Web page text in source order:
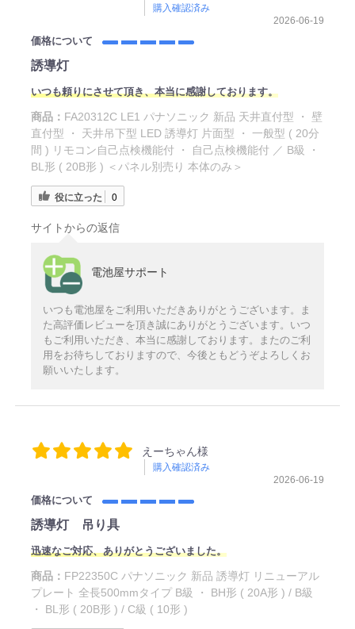
購入確認済み
2026-06-19
価格について
誘導灯
いつも頼りにさせて頂き、本当に感謝しております。
商品： FA20312C LE1 パナソニック 新品 天井直付型 ・ 壁
直付型 ・ 天井吊下型 LED 誘導灯 片面型 ・ 一般型 ( 20分
間 ) リモコン自己点検機能付 ・ 自己点検機能付 ／ B級 ・
BL形 ( 20B形 ) ＜パネル別売り 本体のみ＞
役に立った 0
サイトからの返信
電池屋サポート
いつも電池屋をご利用いただきありがとうございます。ま
た高評価レビューを頂き誠にありがとうございます。いつ
もご利用いただき、本当に感謝しております。またのご利
用をお待ちしておりますので、今後ともどうぞよろしくお
願いいたします。
えーちゃん様
購入確認済み
2026-06-19
価格について
誘導灯 吊り具
迅速なご対応、ありがとうございました。
商品： FP22350C パナソニック 新品 誘導灯 リニューアル
プレート 全長500mmタイプ B級 ・ BH形 ( 20A形 ) / B級
・ BL形 ( 20B形 ) / C級 ( 10形 )